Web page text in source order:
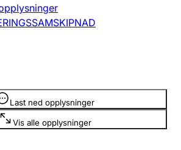
slette
slette
Last ned opplysninger
Vis alle opplysninger